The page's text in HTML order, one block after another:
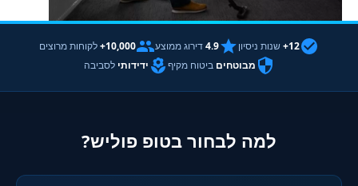
12+ שנות ניסיון 4.9דירוג ממוצע 10,000+
לקוחות מרוצים
מבוטחים ביטוח מקיף ידידותי לסביבה
למה לבחור בטופ פוליש?